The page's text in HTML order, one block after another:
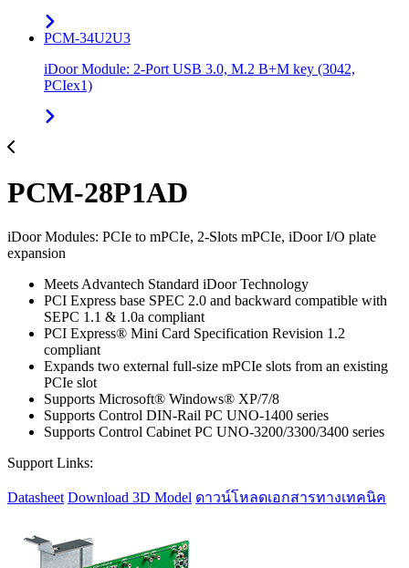
PCM-34U2U3
iDoor Module: 2-Port USB 3.0, M.2 B+M key (3042,
PCIex1)
PCM-28P1AD
iDoor Modules: PCIe to mPCIe, 2-Slots mPCIe, iDoor I/O plate
expansion
Meets Advantech Standard iDoor Technology
PCI Express base SPEC 2.0 and backward compatible with
SEPC 1.1 & 1.0a compliant
PCI Express® Mini Card Specification Revision 1.2
compliant
Expands two external full-size mPCIe slots from an existing
PCIe slot
Supports Microsoft® Windows® XP/7/8
Supports Control DIN-Rail PC UNO-1400 series
Supports Control Cabinet PC UNO-3200/3300/3400 series
Support Links:
Datasheet Download 3D Model ดาวน์โหลดเอกสารทางเทคนิค